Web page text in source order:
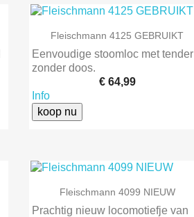
 Snel bekijken
Fleischmann 4125 GEBRUIKT
Eenvoudige stoomloc met tender
zonder doos.
€ 64,99
Info
koop nu
 Snel bekijken
Fleischmann 4099 NIEUW
Prachtig nieuw locomotiefje van